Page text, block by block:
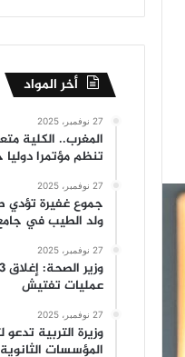
أخر المواد
27 نوفمبر، 2025
المغرب.. الكلية
تنظم مؤتمرا
27 نوفمبر، 2025
جموع غفيرة تؤدي
ولد الطيب في
27 نوفمبر، 2025
عمليات تفتيش
27 نوفمبر، 2025
وزيرة التربية
المؤسسات الثانوية